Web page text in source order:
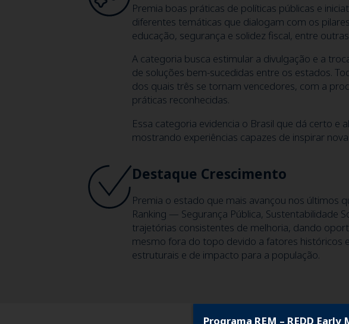
Premia boas práticas de políticas públicas e
diferentes temáticas que dialogam com os
educação, segurança e solidez fiscal, entre
A categoria busca estimular a divulgação e a
de soluções bem-sucedidas entre os estados.
dos quais três se tornam vencedores, com a
práticas reconhecidas.
Essa categoria evidencia o Brasil que dá certo
mostrando experiências capazes de inspirar
Destaque Crescimento
Premia o estado que mais avançou nos últimos
Ranking — Segurança Pública, Sustentabilidade
trajetórias consistentes de melhoria, dando
mesmo fora do topo devido a fatores históricos
estruturais e de impacto para a população.
Programa REM – REDD Early